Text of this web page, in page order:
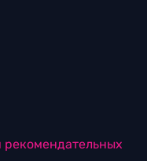
рекомендательных